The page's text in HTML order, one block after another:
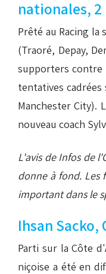
nationales, 2
Prêté au Racing
(Traoré, Depay,
supporters contre
tentatives
Manchester City).
nouveau coach
L'avis de Infos de
donne à fond. Les
important dans le
Ihsan
Parti sur la Côte
niçoise a été en